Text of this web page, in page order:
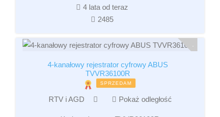
4 lata od teraz
2485
4-kanałowy rejestrator cyfrowy ABUS
TVVR36100R
SPRZEDAM
RTV i AGD Pokaż odległość